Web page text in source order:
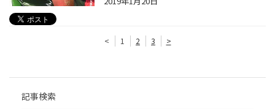
< 1 2 3 >
記事検索